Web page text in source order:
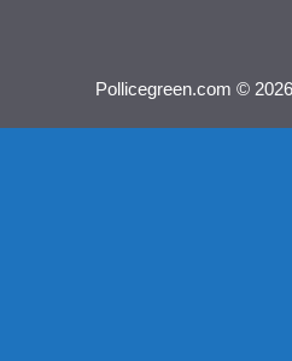
Pollicegreen.com ©